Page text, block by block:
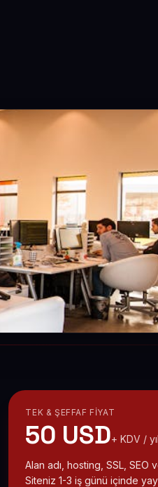
TEK & ŞEFFAF FIYAT
50 USD+ KDV / yıl
Alan adı, hosting, SSL,
Siteniz 1-3 iş günü içinde